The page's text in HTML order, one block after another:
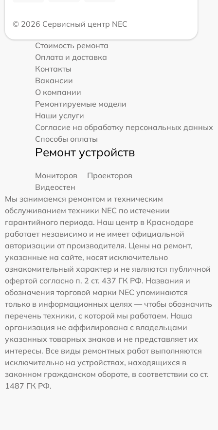
© 2026 Сервисный центр NEC
Стоимость ремонта
Оплата и доставка
Контакты
Вакансии
О компании
Ремонтируемые модели
Наши услуги
Согласие на обработку персональных данных
Способы оплаты
Ремонт устройств
Мониторов
Проекторов
Видеостен
Мы занимаемся ремонтом и техническим
обслуживанием техники NEC по истечении
гарантийного периода. Наш центр в Краснодаре
работает независимо и не имеет официальной
авторизации от производителя. Цены на ремонт,
указанные на сайте, носят исключительно
ознакомительный характер и не являются публичной
офертой согласно п. 2 ст. 437 ГК РФ. Названия и
обозначения торговой марки NEC упоминаются
только в информационных целях — чтобы обозначить
перечень техники, с которой мы работаем. Наша
организация не аффилирована с владельцами
указанных товарных знаков и не представляет их
интересы. Все виды ремонтных работ выполняются
исключительно на устройствах, находящихся в
законном гражданском обороте, в соответствии со ст.
1487 ГК РФ.